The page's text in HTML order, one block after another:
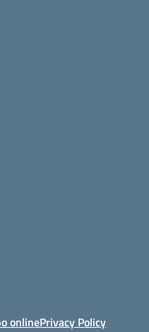
onlinePrivacy Policy